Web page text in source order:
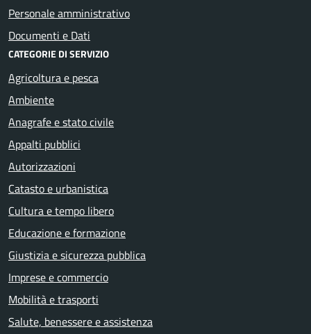
Personale amministrativo
Documenti e Dati
CATEGORIE DI SERVIZIO
Agricoltura e pesca
Ambiente
Anagrafe e stato civile
Appalti pubblici
Autorizzazioni
Catasto e urbanistica
Cultura e tempo libero
Educazione e formazione
Giustizia e sicurezza pubblica
Imprese e commercio
Mobilità e trasporti
Salute, benessere e assistenza